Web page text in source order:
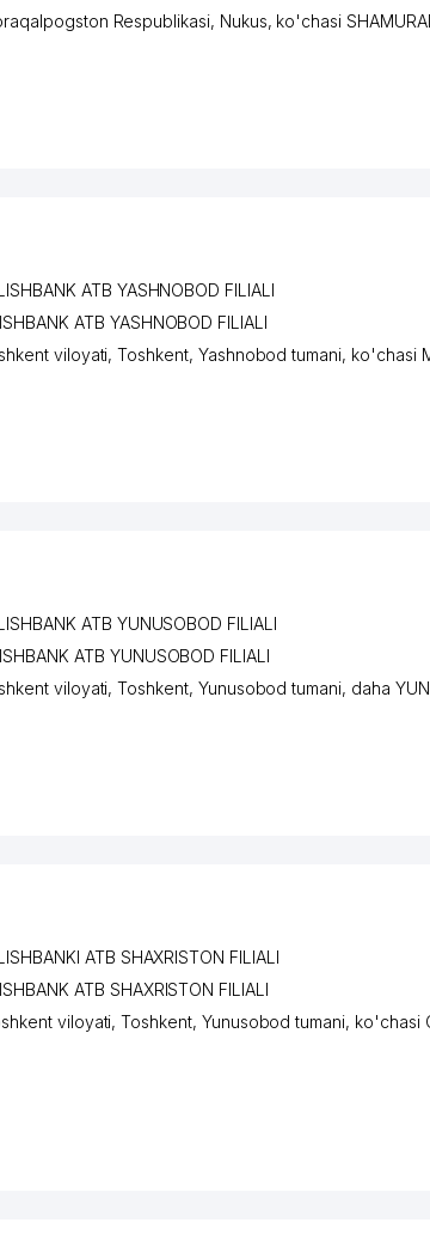
Respublikasi, Nukus, ko'chasi
ATB YASHNOBOD FILIALI
ATB YASHNOBOD FILIALI
viloyati,Toshkent, Yashnobod tumani, ko'chasi
ATB YUNUSOBOD FILIALI
ATB YUNUSOBOD FILIALI
viloyati,Toshkent, Yunusobod tumani, daha
ATB SHAXRISTON FILIALI
ATB SHAXRISTON FILIALI
viloyati,Toshkent, Yunusobod tumani, ko'chasi